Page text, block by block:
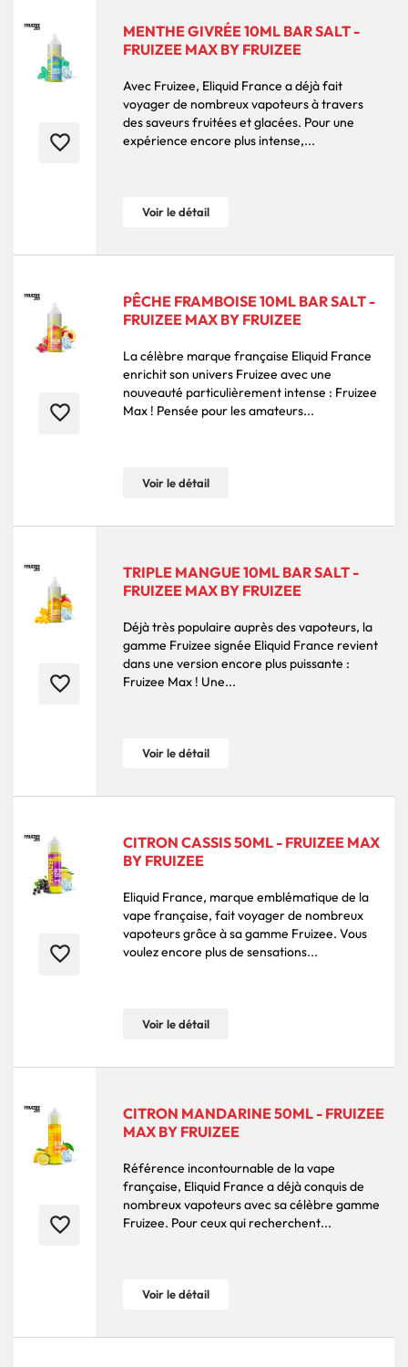
favorite_border
MENTHE GIVRÉE 10ML BAR SALT -
FRUIZEE MAX BY FRUIZEE
Avec Fruizee, Eliquid France a déjà fait
voyager de nombreux vapoteurs à travers
des saveurs fruitées et glacées. Pour une
expérience encore plus intense,...
Voir le détail
favorite_border
PÊCHE FRAMBOISE 10ML BAR SALT -
FRUIZEE MAX BY FRUIZEE
La célèbre marque française Eliquid France
enrichit son univers Fruizee avec une
nouveauté particulièrement intense : Fruizee
Max ! Pensée pour les amateurs...
Voir le détail
favorite_border
TRIPLE MANGUE 10ML BAR SALT -
FRUIZEE MAX BY FRUIZEE
Déjà très populaire auprès des vapoteurs, la
gamme Fruizee signée Eliquid France revient
dans une version encore plus puissante :
Fruizee Max ! Une...
Voir le détail
favorite_border
CITRON CASSIS 50ML - FRUIZEE MAX
BY FRUIZEE
Eliquid France, marque emblématique de la
vape française, fait voyager de nombreux
vapoteurs grâce à sa gamme Fruizee. Vous
voulez encore plus de sensations...
Voir le détail
favorite_border
CITRON MANDARINE 50ML - FRUIZEE
MAX BY FRUIZEE
Référence incontournable de la vape
française, Eliquid France a déjà conquis de
nombreux vapoteurs avec sa célèbre gamme
Fruizee. Pour ceux qui recherchent...
Voir le détail